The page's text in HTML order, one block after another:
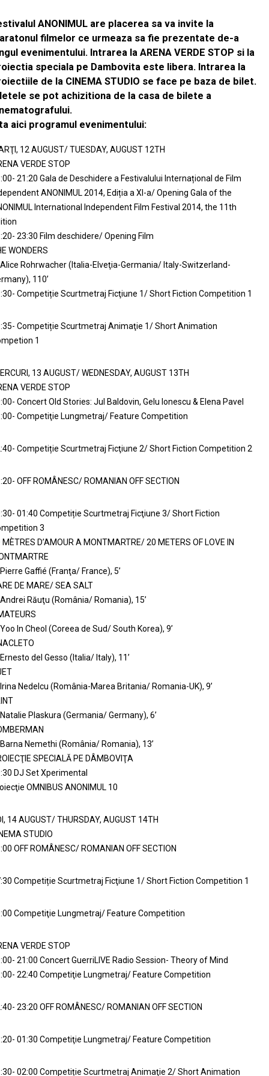
ANONIMUL are placerea sa va invite la
filmelor ce urmeaza sa fie prezentate de-a
evenimentului. Intrarea la ARENA VERDE STOP si la
speciala pe Dambovita este libera. Intrarea la
de la CINEMA STUDIO se face pe baza de bilet.
se pot achizitiona de la casa de bilete a
aici programul evenimentului:
12 AUGUST/ TUESDAY, AUGUST 12TH
VERDE STOP
21:20 Gala de Deschidere a Festivalului Internațional de Film
ANONIMUL 2014, Ediția a XI-a/ Opening Gala of the
International Independent Film Festival 2014, the 11th
23:30 Film deschidere/ Opening Film
WONDERS
Alice Rohrwacher (Italia-Elveţia-Germania/ Italy-Switzerland-
110’
Competiție Scurtmetraj Ficţiune 1/ Short Fiction Competition 1
Competiție Scurtmetraj Animaţie 1/ Short Animation
1
13 AUGUST/ WEDNESDAY, AUGUST 13TH
VERDE STOP
Concert Old Stories: Jul Baldovin, Gelu Ionescu & Elena Pavel
Competiţie Lungmetraj/ Feature Competition
Competiție Scurtmetraj Ficţiune 2/ Short Fiction Competition 2
OFF ROMÂNESC/ ROMANIAN OFF SECTION
01:40 Competiție Scurtmetraj Ficţiune 3/ Short Fiction
3
MÈTRES D’AMOUR A MONTMARTRE/ 20 METERS OF LOVE IN
Gaffié (Franţa/ France), 5’
DE MARE/ SEA SALT
Răuţu (România/ Romania), 15’
In Cheol (Coreea de Sud/ South Korea), 9’
del Gesso (Italia/ Italy), 11’
Nedelcu (România-Marea Britania/ Romania-UK), 9’
Plaskura (Germania/ Germany), 6’
Nemethi (România/ Romania), 13’
SPECIALĂ PE DÂMBOVIŢA
DJ Set Xperimental
OMNIBUS ANONIMUL 10
14 AUGUST/ THURSDAY, AUGUST 14TH
STUDIO
OFF ROMÂNESC/ ROMANIAN OFF SECTION
Competiție Scurtmetraj Ficţiune 1/ Short Fiction Competition 1
Competiţie Lungmetraj/ Feature Competition
VERDE STOP
21:00 Concert GuerriLIVE Radio Session- Theory of Mind
22:40 Competiţie Lungmetraj/ Feature Competition
23:20 OFF ROMÂNESC/ ROMANIAN OFF SECTION
01:30 Competiţie Lungmetraj/ Feature Competition
02:00 Competiție Scurtmetraj Animaţie 2/ Short Animation